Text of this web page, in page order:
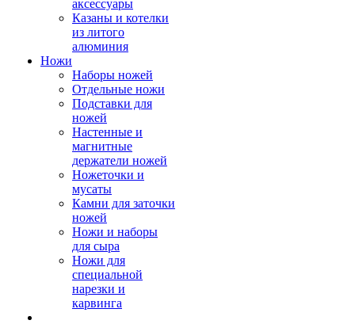
аксессуары
Казаны и котелки
из литого
алюминия
Ножи
Наборы ножей
Отдельные ножи
Подставки для
ножей
Настенные и
магнитные
держатели ножей
Ножеточки и
мусаты
Камни для заточки
ножей
Ножи и наборы
для сыра
Ножи для
специальной
нарезки и
карвинга